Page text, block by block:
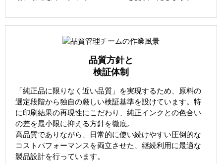
品質方針と
検証体制
「純正品に限りなく近い品質」を実現するため、原料の
選定段階から独自の厳しい検証基準を設けています。特
に印刷結果の再現性にこだわり、純正インクとの色合い
の差を最小限に抑える方針を徹底。
高品質でありながら、日常的に使い続けやすい圧倒的な
コストパフォーマンスを両立させた、継続利用に最適な
製品設計を行っています。